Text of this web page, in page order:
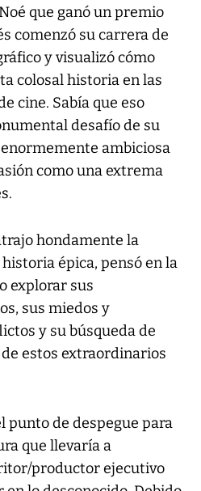
que ganó un premio
comenzó su carrera de
y visualizó cómo
colosal historia en las
cine. Sabía que eso
desafío de su
ambiciosa
como una extrema
hondamente la
épica, pensó en la
explorar sus
sus miedos y
y su búsqueda de
estos extraordinarios
punto de despegue para
que llevaría a
productor ejecutivo